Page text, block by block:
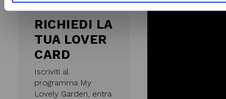
RICHIEDI LA
TUA LOVER
CARD
Iscriviti al
programma My
Lovely Garden, entra